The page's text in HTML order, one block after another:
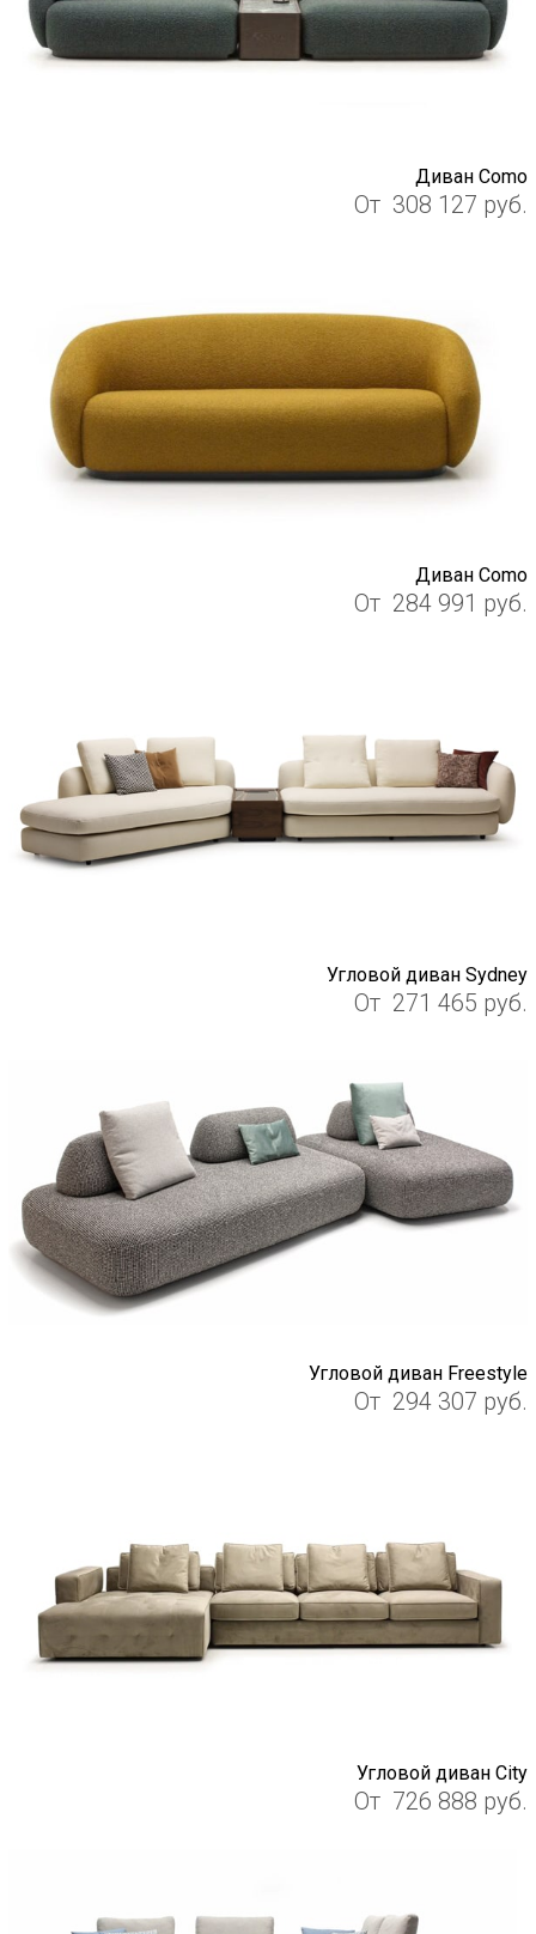
Диван Como
От 308 127 руб.
Диван Como
От 284 991 руб.
Угловой диван Sydney
От 271 465 руб.
Угловой диван Freestyle
От 294 307 руб.
Угловой диван City
От 726 888 руб.